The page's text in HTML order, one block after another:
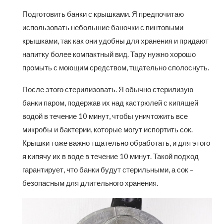
Подготовить банки с крышками. Я предпочитаю
использовать небольшие баночки с винтовыми
крышками, так как они удобны для хранения и придают
напитку более компактный вид. Тару нужно хорошо
промыть с моющим средством, тщательно сполоснуть.
После этого стерилизовать. Я обычно стерилизую
банки паром, подержав их над кастрюлей с кипящей
водой в течение 10 минут, чтобы уничтожить все
микробы и бактерии, которые могут испортить сок.
Крышки тоже важно тщательно обработать, и для этого
я кипячу их в воде в течение 10 минут. Такой подход
гарантирует, что банки будут стерильными, а сок –
безопасным для длительного хранения.